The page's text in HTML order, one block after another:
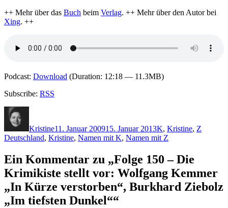
++ Mehr über das Buch beim Verlag. ++ Mehr über den Autor bei
Xing. ++
Podcast: Download (Duration: 12:18 — 11.3MB)
Subscribe: RSS
Kristine11. Januar 200915. Januar 2013K, Kristine, Z
Deutschland, Kristine, Namen mit K, Namen mit Z
Ein Kommentar zu „Folge 150 – Die
Krimikiste stellt vor: Wolfgang Kemmer
„In Kürze verstorben“, Burkhard Ziebolz
„Im tiefsten Dunkel““